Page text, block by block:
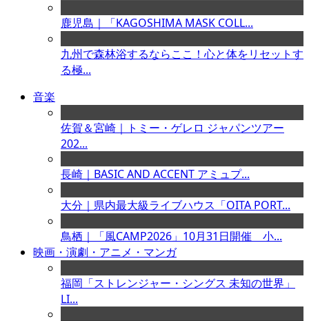
鹿児島｜「KAGOSHIMA MASK COLL...
九州で森林浴するならここ！心と体をリセットす
る極...
音楽
佐賀＆宮崎｜トミー・ゲレロ ジャパンツアー
202...
長崎｜BASIC AND ACCENT アミュプ...
大分｜県内最大級ライブハウス「OITA PORT...
鳥栖｜「風CAMP2026」10月31日開催 小...
映画・演劇・アニメ・マンガ
福岡「ストレンジャー・シングス 未知の世界」
LI...